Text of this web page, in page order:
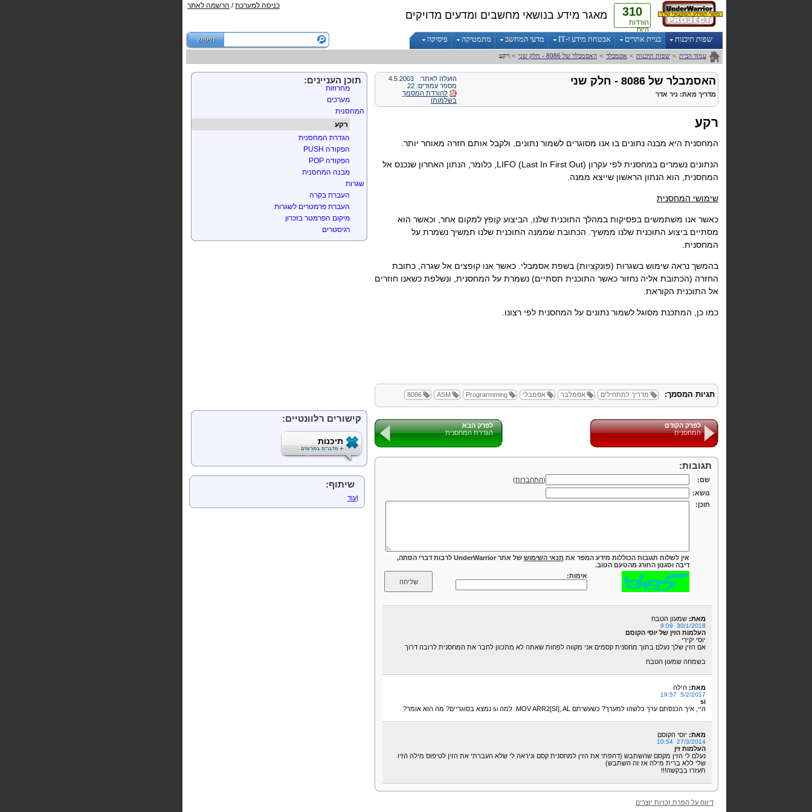
310
הורדות
היום
מאגר מידע בנושאי מחשבים ומדעים מדויקים
כניסה למערכת/ הרשמה לאתר
שפות תיכנות בניית אתרים אבטחת מידע ו-IT מדעי המחשב מתמטיקה פיסיקה
עמוד הבית > שפות תיכנות > אסמבלר > האסמבלר של 8086 - חלק שני > רקע
הועלה לאתר: 4.5.2003
מספר עמודים: 22
להורדת המסמך
בשלמותו
האסמבלר של 8086 - חלק שני
מדריך מאת: ניר אדר
רקע
המחסנית היא מבנה נתונים בו אנו מסוגרים לשמור נתונים, ולקבל אותם חזרה מאוחר יותר.
הנתונים נשמרים במחסנית לפי עקרון LIFO (Last In First Out
), כלומר, הנתון האחרון שנכנס אל
המחסנית, הוא הנתון הראשון שייצא ממנה.
שימושי המחסנית
כאשר אנו משתמשים בפסיקות במהלך התוכנית שלנו, הביצוע קופץ למקום אחר, וכאשר הוא
מסתיים ביצוע התוכנית שלנו ממשיך. הכתובת שממנה התוכנית שלנו תמשיך נשמרת על
המחסנית.
בהמשך נראה שימוש בשגרות (פונקציות) בשפת אסמבלי. כאשר אנו קופצים אל שגרה, כתובת
החזרה (הכתובת אליה נחזור כאשר התוכנית תסתיים) נשמרת על המחסנית, ונשלפת כשאנו חוזרים
אל התוכנית הקוראת.
כמו כן, המתכנת מסוגל לשמור נתונים על המחסנית לפי רצונו.
תגיות המסמך: מדריך למתחילים אסמלבר אסמבלי Prograrmming
ASM
8086
לפרק הקודם
המחסנית
לפרק הבא
הגדרת המחסנית
תגובות:
שם: (התחברות)
נושא:
תוכן:
אין לשלוח תגובות הכוללות מידע המפר את תנאי השימוש
של אתר UnderWarrior לרבות דברי הסתה,
דיבה וסגנון החורג מהטעם הטוב.
אימות:
מאת: שמעון הטבח
30/1/2018 9:09
העלמות הזין של יוסי הקוסם
יוסי יקירי
אם הזין שלך נעלם בתוך מחסנית קסמים אני מקווה לפחות שאתה לא מתכוון לחבר את המחסנית לרובה דרוך
בשמחה שמעון הטבח
מאת: הילה
5/2/2017 19:57
si
היי, איך הכנסתם ערך כלשהו למערך? כשעשיתם MOV ARR2[SI], AL. למה si נמצא בסוגריים? מה הוא אומר?
מאת: יוסי הקוסם
27/3/2014 10:54
העלמות זין
נעלם לי הזין מקסם שהשתבש (דחפתי את הזין למחסנית קסם וניראה לי שלא העברתי את הזין לטיפוס מילה הזיו
שלי ללא ברית מילה אז זה השתבש)
תעזרו בבקשה!!!
דיווח על הפרת זכויות יוצרים
תוכן העניינים:
הפקודה ROL
הגדרת משתנים
כללי שימוש במשתנים
מחרוזות
מערכים
המחסנית
רקע
הגדרת המחסנית
הפקודה PUSH
הפקודה POP
מבנה המחסנית
שגרות
העברת בקרה
העברת פרמטרים לשגרות
מיקום הפרמטר בזכרון
רגיסטרים
העברת משתנים בעזרת משתנים
קישורים רלוונטיים:
תיכנות
שיתוף:
|עוד